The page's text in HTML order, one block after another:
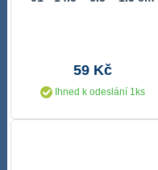
59 Kč
Ihned k odeslání 1ks